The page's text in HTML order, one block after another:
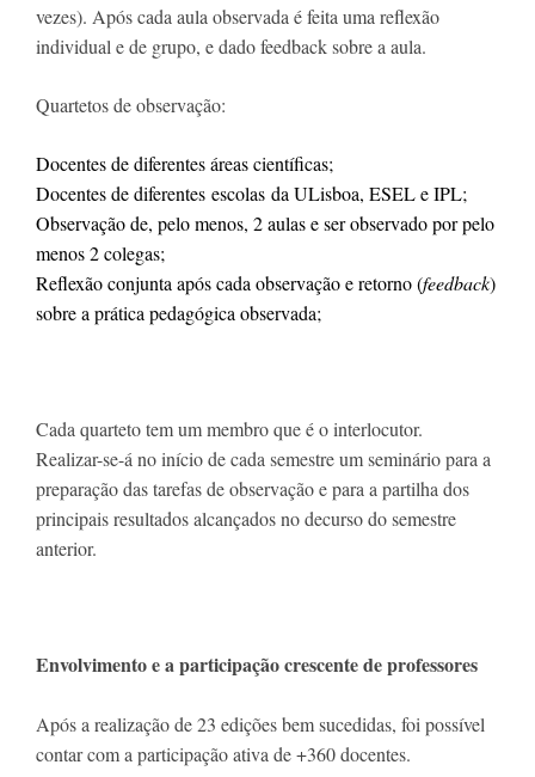
vezes). Após cada aula observada é feita uma reflexão
individual e de grupo, e dado feedback sobre a aula.
Quartetos de observação:
Docentes de diferentes áreas científicas;
Docentes de diferentes escolas da ULisboa, ESEL e IPL;
Observação de, pelo menos, 2 aulas e ser observado por pelo
menos 2 colegas;
Reflexão conjunta após cada observação e retorno (feedback)
Cada quarteto tem um membro que é o interlocutor.
Realizar-se-á no início de cada semestre um seminário para a
preparação das tarefas de observação e para a partilha dos
principais resultados alcançados no decurso do semestre
anterior.
Envolvimento e a participação crescente de professores
Após a realização de 23 edições bem sucedidas, foi possível
contar com a participação ativa de +360 docentes.